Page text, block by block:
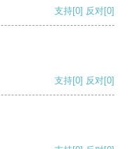
支持[0] 反对[0]
支持[0] 反对[0]